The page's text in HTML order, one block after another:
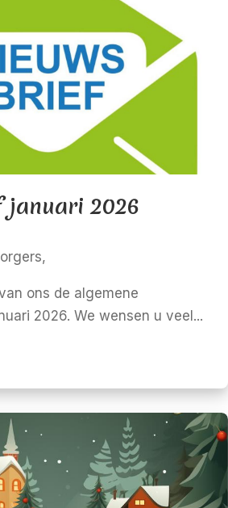
januari 2026
ons de algemene
2026. We wensen u veel...